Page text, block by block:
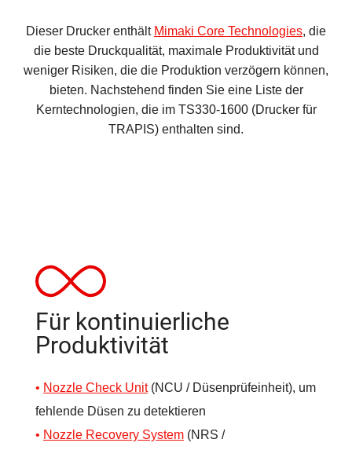
Dieser Drucker enthält Mimaki Core Technologies, die
die beste Druckqualität, maximale Produktivität und
weniger Risiken, die die Produktion verzögern können,
bieten. Nachstehend finden Sie eine Liste der
Kerntechnologien, die im TS330-1600 (Drucker für
TRAPIS) enthalten sind.
Für kontinuierliche
Produktivität
Nozzle Check Unit(NCU / Düsenprüfeinheit), um
fehlende Düsen zu detektieren
Nozzle Recovery System (NRS /